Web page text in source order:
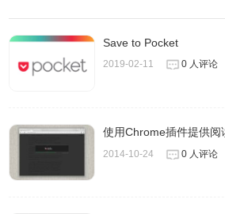
Save to Pocket
2019-02-11 0 人评论
使用Chrome插件提供阅
2014-10-24 0 人评论